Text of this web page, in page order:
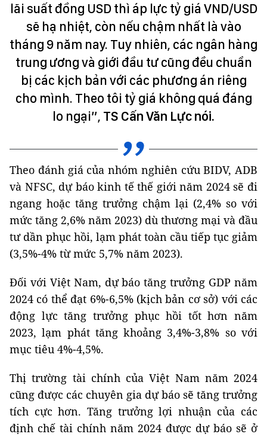
lãi suất đồng USD thì áp lực tỷ giá VND/USD
sẽ hạ nhiệt, còn nếu chậm nhất là vào
tháng 9 năm nay. Tuy nhiên, các ngân hàng
trung ương và giới đầu tư cũng đều chuẩn
bị các kịch bản với các phương án riêng
cho mình. Theo tôi tỷ giá không quá đáng
lo ngại”, TS Cấn Văn Lực nói.
Theo đánh giá của nhóm nghiên cứu BIDV, ADB
và NFSC, dự báo kinh tế thế giới năm 2024 sẽ đi
ngang hoặc tăng trưởng chậm lại (2,4% so với
mức tăng 2,6% năm 2023) dù thương mại và đầu
tư dần phục hồi, lạm phát toàn cầu tiếp tục giảm
(3,5%-4% từ mức 5,7% năm 2023).
Đối với Việt Nam, dự báo tăng trưởng GDP năm
2024 có thể đạt 6%-6,5% (kịch bản cơ sở) với các
động lực tăng trưởng phục hồi tốt hơn năm
2023, lạm phát tăng khoảng 3,4%-3,8% so với
mục tiêu 4%-4,5%.
Thị trường tài chính của Việt Nam năm 2024
cũng được các chuyên gia dự báo sẽ tăng trưởng
tích cực hơn. Tăng trưởng lợi nhuận của các
định chế tài chính năm 2024 được dự báo sẽ ở